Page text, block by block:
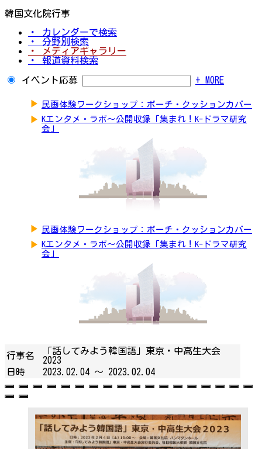
韓国文化院行事
・ カレンダーで検索
・ 分野別検索
・ メディアギャラリー
・ 報道資料検索
イベント応募 + MORE
▶ 民画体験ワークショップ：ポーチ・クッションカバー
▶ Kエンタメ・ラボ～公開収録「集まれ！K-ドラマ研究
会」
▶ 民画体験ワークショップ：ポーチ・クッションカバー
▶ Kエンタメ・ラボ～公開収録「集まれ！K-ドラマ研究
会」
行事名
「話してみよう韓国語」東京・中高生大会
2023
日時
2023.02.04 ～ 2023.02.04